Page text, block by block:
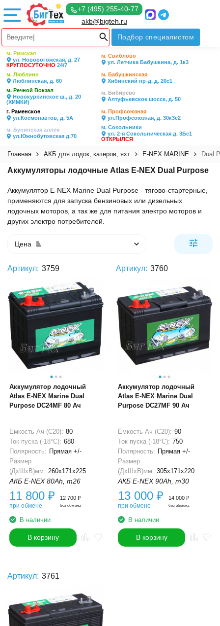
+7 (495) 255-40-77
akb@bigteh.ru
Подбор специалистом
м. Римская
ул. Новорогожская, д. 27
КРУГЛОСУТОЧНО 24/7
м. Свиблово
ул. Летчика Бабушкина, д. 1к3
м. Люблино
Люблинская, д. 60
м. Бабушкинская
Хибинский пр-д, д. 20с1
м. Речной Вокзал
Новокуркинское ш., д. 20
(ХИМКИ)
м. Бибирево
Алтуфьевское шоссе, д. 50
г. Раменское
ул.Космонавтов, д. 5А
м. Профсоюзная
ул.Профсоюзная, д. 30к3с2
м. Бунинская аллея
ул.Южнобутовская д.70
м. Сокольники
ул. 2-я Сокольническая д. 3Бс1
ОТКРЫЛСЯ
Главная АКБ для лодок, катеров, яхт E-NEX MARINE Dual
Аккумуляторы лодочные Atlas E-NEX Dual Purpose
Аккумулятор E-NEX Marine Dual Purpose - тягово-стартерные,
применяются для запуска бензиновых или дизельных
лодочных моторов, а так же для питания электро моторов и
других электро потребителей.
Цена
Артикул: 3759
Аккумулятор лодочный
Atlas E-NEX Marine Dual
Purpose DC24MF 80 Ач
Ёмкость Ач (С20): 80
Ток пуска (-18°С): 680
Полярность: Прямая +/-
Размер
(ДхШхВ)мм: 260x171x225
АКБ E-NEX 80Ah, m26
11 800 ₽
при обмене
12 700 ₽
без обмена
В наличии
В корзину
Артикул: 3760
Аккумулятор лодочный
Atlas E-NEX Marine Dual
Purpose DC27MF 90 Ач
Ёмкость Ач (С20): 90
Ток пуска (-18°С): 750
Полярность: Прямая +/-
Размер
(ДхШхВ)мм: 305x171x220
АКБ E-NEX 90Ah, m30
13 000 ₽
при обмене
14 000 ₽
без обмена
В наличии
В корзину
Артикул: 3761